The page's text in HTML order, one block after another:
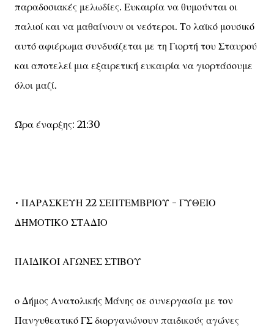
παραδοσιακές μελωδίες. Ευκαιρία να θυμούνται οι
παλιοί και να μαθαίνουν οι νεότεροι. Το λαϊκό μουσικό
αυτό αφιέρωμα συνδυάζεται με τη Γιορτή του Σταυρού
και αποτελεί μια εξαιρετική ευκαιρία να γιορτάσουμε
όλοι μαζί.
Ώρα έναρξης: 21:30
• ΠΑΡΑΣΚΕΥΗ 22 ΣΕΠΤΕΜΒΡΙΟΥ - ΓΥΘΕΙΟ
ΔΗΜΟΤΙΚΟ ΣΤΑΔΙΟ
ΠΑΙΔΙΚΟΙ ΑΓΩΝΕΣ ΣΤΙΒΟΥ
ο Δήμος Ανατολικής Μάνης σε συνεργασία με τον
Πανγυθεατικό ΓΣ διοργανώνουν παιδικούς αγώνες